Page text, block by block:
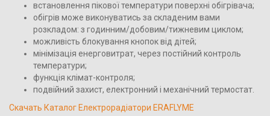
встановлення пікової температури поверхні обігрівача;
обігрів може виконуватись за складеним вами
розкладом: з годинним/добовим/тижневим циклом;
можливість блокування кнопок від дітей;
мінімізація енерговитрат, через постійний контроль
температури;
функція клімат-контроля;
подвійний захист, електронний і механічний термостат.
Cкачать Каталог Електрорадіатори ERAFLYME